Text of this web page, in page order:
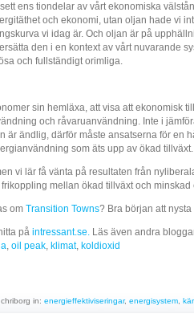
ens tiondelar av vårt ekonomiska
och ekonomi, utan oljan hade vi
vi idag är. Och oljan är på
den i en kontext av vårt nuvarande
och fullständigt orimliga.
sin hemläxa, att visa att ekonomisk
och råvaruanvändning. Inte i
är ändlig, därför måste ansatserna för en
som äts upp av ökad tillväxt.
vi lär få vänta på resultaten från
mellan ökad tillväxt och
om Transition Towns? Bra början att
på intressant.se. Läs även andra
, oil peak, klimat, koldioxid
in: energieffektiviseringar, energisystem